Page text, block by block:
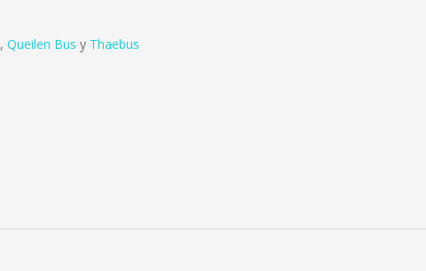
, Queilen Bus y Thaebus